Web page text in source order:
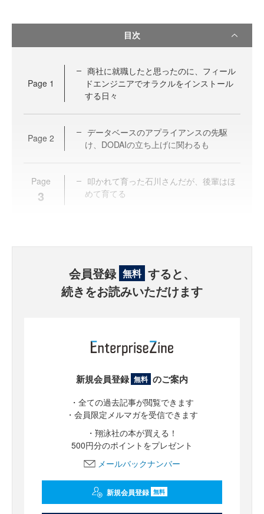
目次
Page 1
商社に就職したと思ったのに、フィール
ドエンジニアでオラクルをインストール
する日々
Page 2
データベースのアプライアンスの先駆
け、DODAIの立ち上げに関わるも
Page
3
叩かれて育った石川さんだが、後輩はほ
めて育てる
会員登録 無料 すると、
続きをお読みいただけます
新規会員登録 無料 のご案内
・全ての過去記事が閲覧できます
・会員限定メルマガを受信できます
・翔泳社の本が買える！
500円分のポイントをプレゼント
メールバックナンバー
新規会員登録 無料